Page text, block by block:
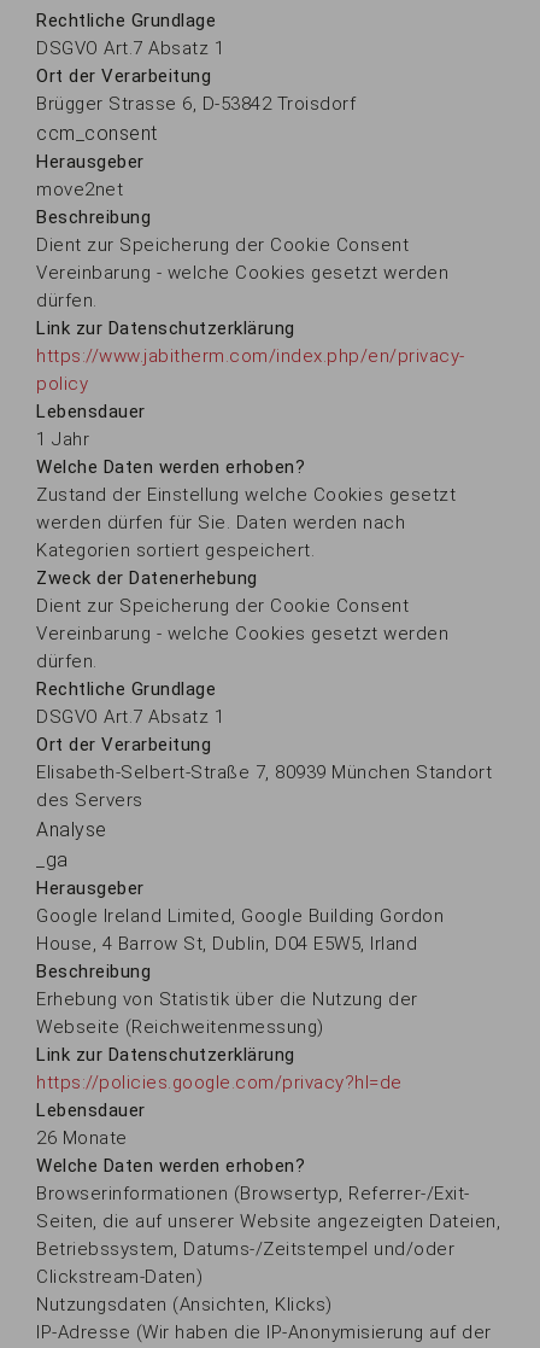
Rechtliche Grundlage
DSGVO Art.7 Absatz 1
Ort der Verarbeitung
Brügger Strasse 6, D-53842 Troisdorf
ccm_consent
Herausgeber
move2net
Beschreibung
Dient zur Speicherung der Cookie Consent
Vereinbarung - welche Cookies gesetzt werden
dürfen.
Link zur Datenschutzerklärung
https://www.jabitherm.com/index.php/en/privacy-
policy
Lebensdauer
1 Jahr
Welche Daten werden erhoben?
Zustand der Einstellung welche Cookies gesetzt
werden dürfen für Sie. Daten werden nach
Kategorien sortiert gespeichert.
Zweck der Datenerhebung
Dient zur Speicherung der Cookie Consent
Vereinbarung - welche Cookies gesetzt werden
dürfen.
Rechtliche Grundlage
DSGVO Art.7 Absatz 1
Ort der Verarbeitung
Elisabeth-Selbert-Straße 7, 80939 München Standort
des Servers
Analyse
_ga
Herausgeber
Google Ireland Limited, Google Building Gordon
House, 4 Barrow St, Dublin, D04 E5W5, Irland
Beschreibung
Erhebung von Statistik über die Nutzung der
Webseite (Reichweitenmessung)
Link zur Datenschutzerklärung
https://policies.google.com/privacy?hl=de
Lebensdauer
26 Monate
Welche Daten werden erhoben?
Browserinformationen (Browsertyp, Referrer-/Exit-
Seiten, die auf unserer Website angezeigten Dateien,
Betriebssystem, Datums-/Zeitstempel und/oder
Clickstream-Daten)
Nutzungsdaten (Ansichten, Klicks)
IP-Adresse (Wir haben die IP-Anonymisierung auf der